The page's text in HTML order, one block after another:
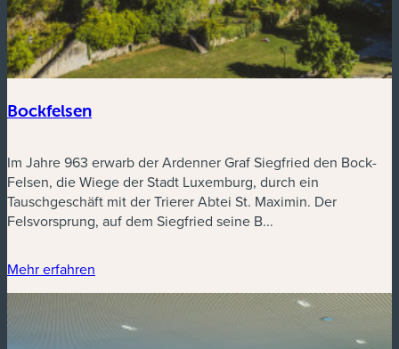
Bockfelsen
Im Jahre 963 erwarb der Ardenner Graf Siegfried den Bock-
Felsen, die Wiege der Stadt Luxemburg, durch ein
Tauschgeschäft mit der Trierer Abtei St. Maximin. Der
Felsvorsprung, auf dem Siegfried seine B...
Mehr erfahren